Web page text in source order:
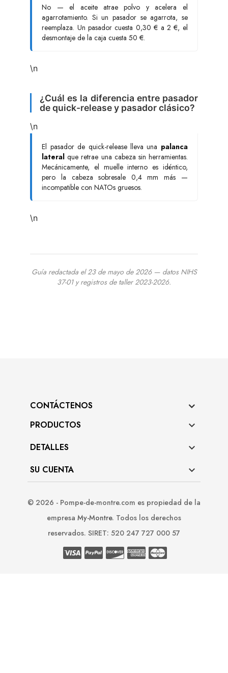
No — el aceite atrae polvo y acelera el
agarrotamiento. Si un pasador se agarrota, se
reemplaza. Un pasador cuesta 0,30 € a 2 €, el
desmontaje de la caja cuesta 50 €.
\n
¿Cuál es la diferencia entre pasador
de quick-release y pasador clásico?
\n
El pasador de quick-release lleva una palanca
lateral que retrae una cabeza sin herramientas.
Mecánicamente, el muelle interno es idéntico,
pero la cabeza sobresale 0,4 mm más —
incompatible con NATOs gruesos.
\n
Guía redactada el 23 de mayo de 2026 — datos NIHS
37-01 y registros de taller 2023-2026.
CONTÁCTENOS
PRODUCTOS

DETALLES 
SU CUENTA 
© 2026 - Pompe-de-montre.com es propiedad de la
empresa My-Montre. Todos los derechos
reservados. SIRET: 520 247 727 000 57